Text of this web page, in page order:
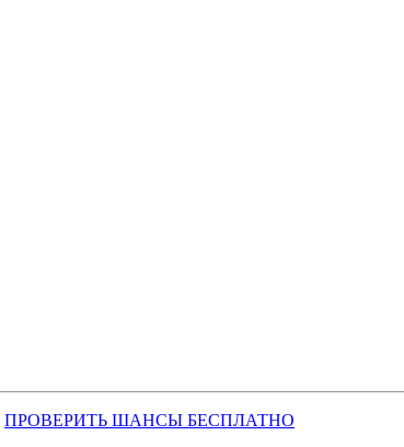
ПРОВЕРИТЬ ШАНСЫ БЕСПЛАТНО